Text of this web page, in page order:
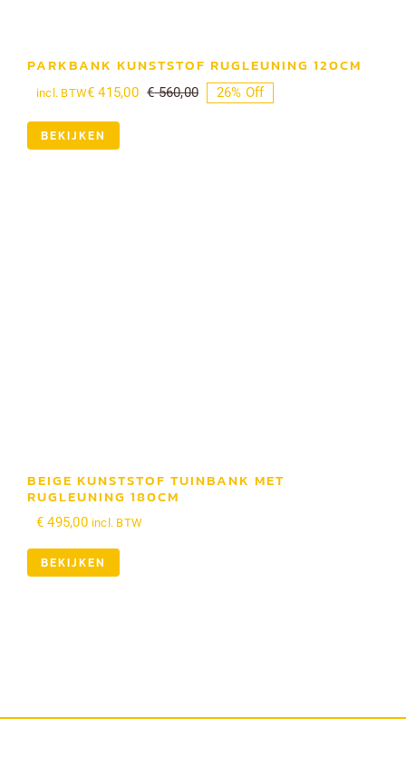
PARKBANK KUNSTSTOF RUGLEUNING 120CM
€560,00Oorspronkelijke
€ 415,00
Huidige
incl. BTW 26% Off
BEKIJKEN
BEIGE KUNSTSTOF TUINBANK MET
RUGLEUNING 180CM
€ 495,00 incl. BTW
BEKIJKEN